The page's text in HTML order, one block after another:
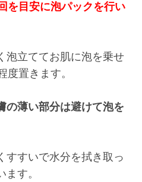
を目安に泡パックを行い
泡立ててお肌に泡を乗せ
度置きます。
の薄い部分は避けて泡を
すすいで水分を拭き取っ
す。